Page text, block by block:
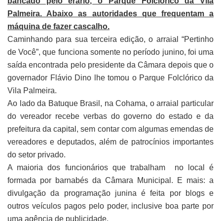
Palmeira. Abaixo as autoridades que frequentam a
máquina de fazer cascalho.
Caminhando para sua terceira edição, o arraial “Pertinho
de Você”, que funciona somente no período junino, foi uma
saída encontrada pelo presidente da Câmara depois que o
governador Flávio Dino lhe tomou o Parque Folclórico da
Vila Palmeira.
Ao lado da Batuque Brasil, na Cohama, o arraial particular
do vereador recebe verbas do governo do estado e da
prefeitura da capital, sem contar com algumas emendas de
vereadores e deputados, além de patrocínios importantes
do setor privado.
A maioria dos funcionários que trabalham no local é
formada por barnabés da Câmara Municipal. E mais: a
divulgação da programação junina é feita por blogs e
outros veículos pagos pelo poder, inclusive boa parte por
uma agência de publicidade.